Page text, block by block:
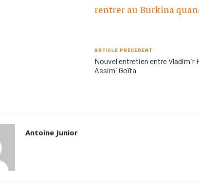
rentrer au Burkina
ARTICLE PRÉCÉDENT
Nouvel entretien entre Vladimir
Assimi Goïta
Antoine Junior